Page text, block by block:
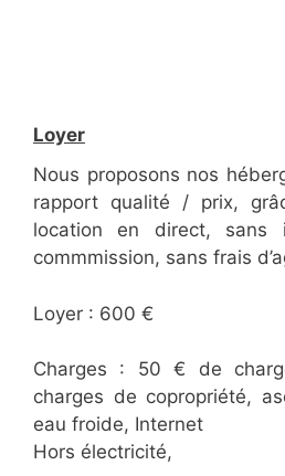
Loyer
Nous proposons nos
rapport qualité / prix,
location en direct, sans
commmission, sans frais
Loyer : 600 €
Charges : 50 € de
charges de copropriété,
eau froide, Internet
Hors électricité,